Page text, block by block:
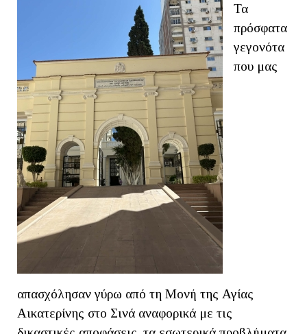
Τα
πρόσφατα
γεγονότα
που μας
απασχόλησαν γύρω από τη Μονή της Αγίας
Αικατερίνης στο Σινά αναφορικά με τις